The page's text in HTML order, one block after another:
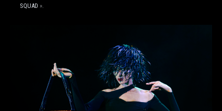
SQUAD ».